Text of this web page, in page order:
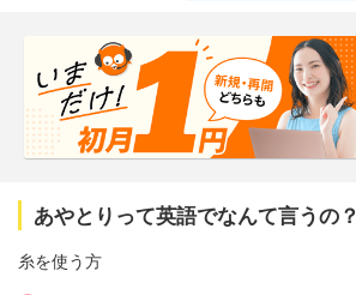
あやとりって英語でなんて言うの？
糸を使う方